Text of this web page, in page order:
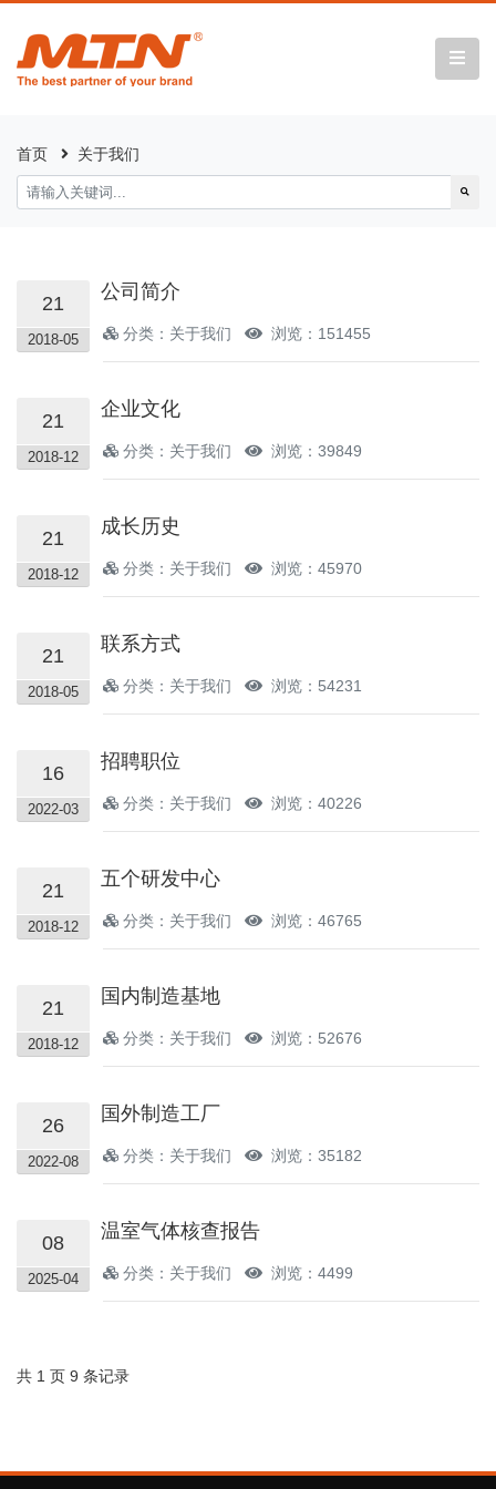
首页 关于我们
21
2018-05
公司简介
分类：关于我们 浏览：151455
21
2018-12
企业文化
分类：关于我们 浏览：39849
21
2018-12
成长历史
分类：关于我们 浏览：45970
21
2018-05
联系方式
分类：关于我们 浏览：54231
16
2022-03
招聘职位
分类：关于我们 浏览：40226
21
2018-12
五个研发中心
分类：关于我们 浏览：46765
21
2018-12
国内制造基地
分类：关于我们 浏览：52676
26
2022-08
国外制造工厂
分类：关于我们 浏览：35182
08
2025-04
温室气体核查报告
分类：关于我们 浏览：4499
共 1 页 9 条记录